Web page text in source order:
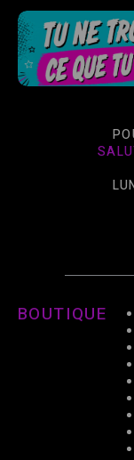
BOUTIQUE